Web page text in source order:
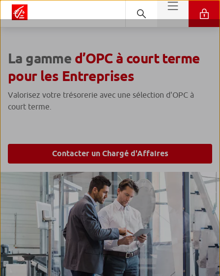
La gamme d’OPC à court terme
pour les Entreprises
Valorisez votre trésorerie avec une sélection d'OPC à
court terme.
Contacter un Chargé d'Affaires